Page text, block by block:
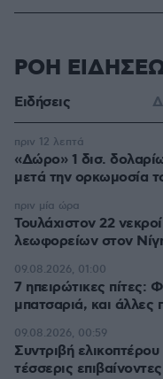
ΡΟΗ
Ειδήσεις
«Δώρο» 1 δισ.
μετά την ορκωμοσία
πριν 12 λεπτά
Τουλάχιστον 22
λεωφορείων στον
πριν μία ώρα
7 ηπειρώτικες πίτες:
μπατσαριά, και άλλες
09.08.2026, 01:00
Συντριβή
τέσσερις επιβαίνοντες
09.08.2026, 00:59